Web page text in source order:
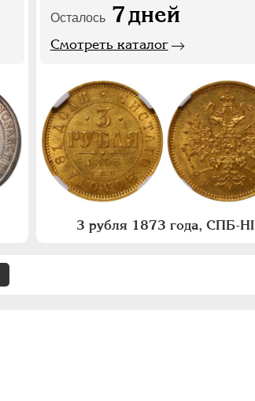
Осталось 7дней
Смотреть каталог
3 рубля 1873 года, СПБ-НI